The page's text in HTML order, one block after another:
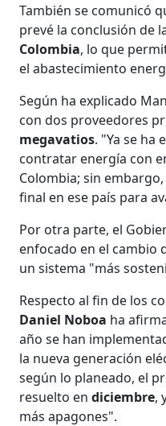
También se comunicó
prevé la conclusión de
Colombia, lo que
el abastecimiento
Según ha explicado
con dos proveedores
megavatios. "Ya se ha
contratar energía con
Colombia; sin
final en ese país para
Por otra parte, el
enfocado en el cambio
un sistema "más
Respecto al fin de los
Daniel Noboa ha
año se han
la nueva generación
según lo planeado, el
resuelto endiciembre,
más apagones".